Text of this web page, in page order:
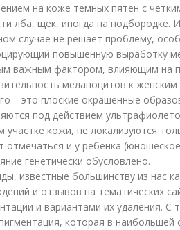
на коже темных пятен с
лба, щек, иногда на подбородке.
случае не решает проблему,
повышенную выработку
важным фактором, влияющим на
меланоцитов к
– это плоские окрашенные
под действием
участке кожи, не локализуются
отмечаться и у ребенка
генетически обусловлено.
известные большинству из нас
и отзывов на тематических
и вариантами их удаления. С
которая в наибольшей